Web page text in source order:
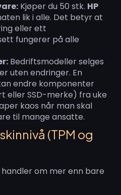
Kjøper du 50 stk. HP
lik i alle. Det betyr at
eller ett
fungerer på alle
Bedriftsmodeller selges
uten endringer. En
endre komponenter
eller SSD-merke) fra uke
kaos når man skal
til mange ansatte.
(TPM og
om mer enn bare